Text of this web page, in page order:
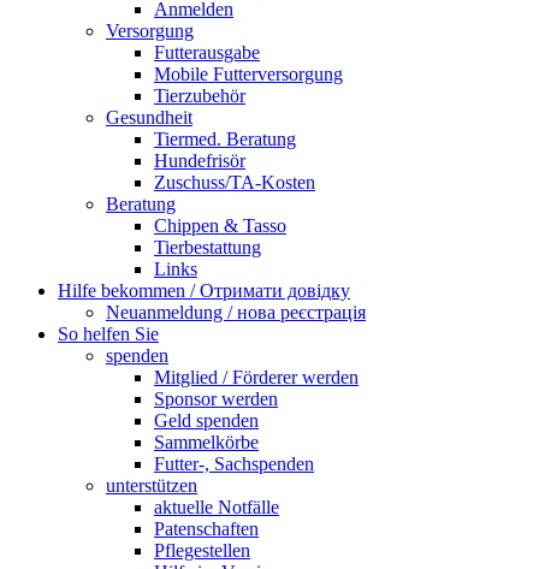
Anmelden
Versorgung
Futterausgabe
Mobile Futterversorgung
Tierzubehör
Gesundheit
Tiermed. Beratung
Hundefrisör
Zuschuss/TA-Kosten
Beratung
Chippen & Tasso
Tierbestattung
Links
Hilfe bekommen / Отримати довідку
Neuanmeldung / нова реєстрація
So helfen Sie
spenden
Mitglied / Förderer werden
Sponsor werden
Geld spenden
Sammelkörbe
Futter-, Sachspenden
unterstützen
aktuelle Notfälle
Patenschaften
Pflegestellen